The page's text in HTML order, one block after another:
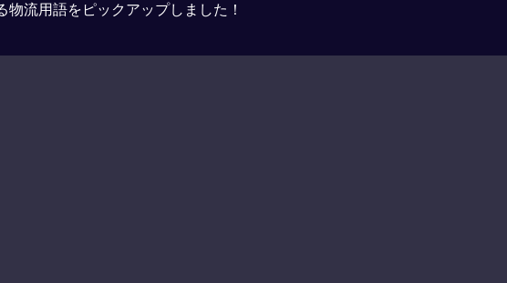
物流用語をピックアップしました！